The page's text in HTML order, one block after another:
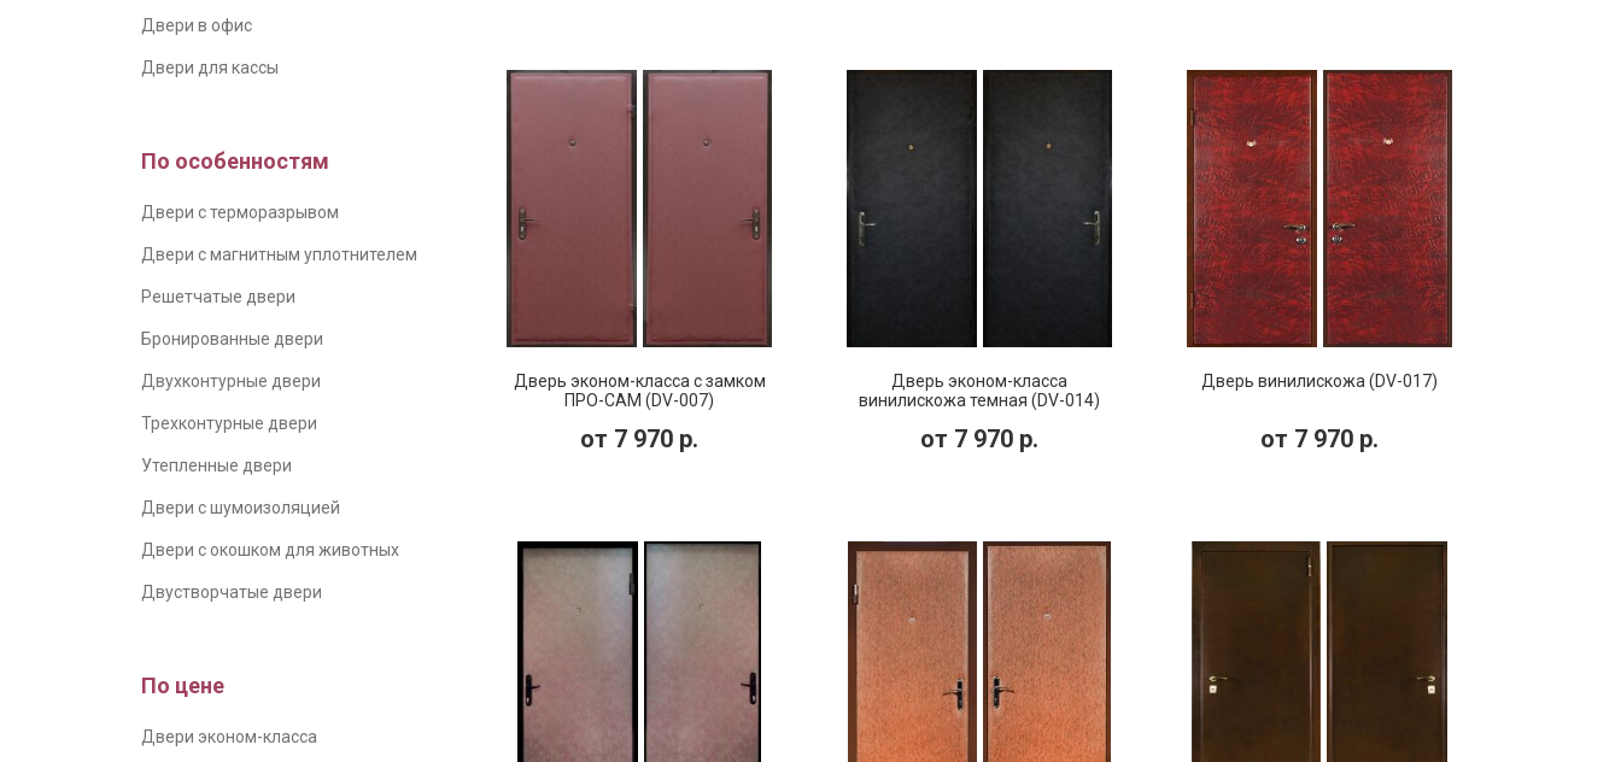
Двери в офис
Двери для кассы
По особенностям
Двери с терморазрывом
Двери с магнитным уплотнителем
Решетчатые двери
Бронированные двери
Двухконтурные двери
Трехконтурные двери
Утепленные двери
Двери с шумоизоляцией
Двери с окошком для животных
Двустворчатые двери
По цене
Двери эконом-класса
Дверь эконом-класса с замком
ПРО-САМ (DV-007)
от 7 970 р.
Дверь эконом-класса
винилискожа темная (DV-014)
от 7 970 р.
Дверь винилискожа (DV-017)
от 7 970 р.